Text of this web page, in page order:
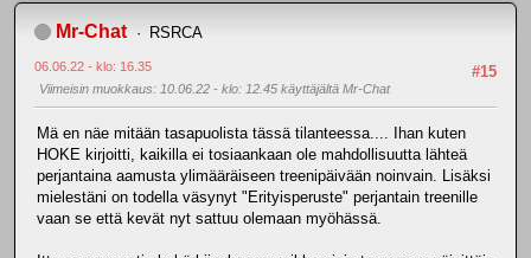
Mr-Chat RSRCA
#15
06.06.22 - klo: 16.35
Viimeisin muokkaus: 10.06.22 - klo: 12.45 käyttäjältä Mr-Chat
Mä en näe mitään tasapuolista tässä tilanteessa.... Ihan kuten
HOKE kirjoitti, kaikilla ei tosiaankaan ole mahdollisuutta lähteä
perjantaina aamusta ylimääräiseen treenipäivään noinvain. Lisäksi
mielestäni on todella väsynyt "Erityisperuste" perjantain treenille
vaan se että kevät nyt sattuu olemaan myöhässä.